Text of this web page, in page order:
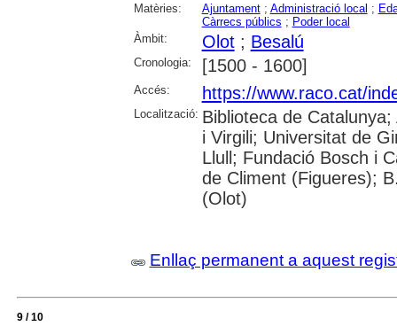
Matèries: Ajuntament; Administració local ;
Càrrecs públics ; Poder local
Àmbit:
Olot; Besalú
Cronologia: [1500 - 1600]
Accés: https://www.raco.cat/
Localització: Biblioteca de
i Virgili; Universitat de
Llull; Fundació Bosch i
de Climent (Figueres);
(Olot)
Enllaç permanent a aquest
9 / 10